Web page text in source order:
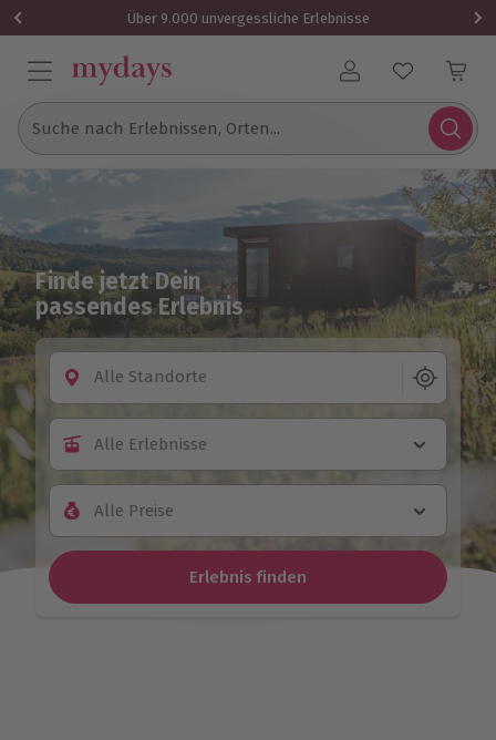
Über 9.000 unvergessliche Erlebnisse
Benutzerkonto
Suche nach Erlebnissen, Orten...
Finde jetzt Dein
passendes Erlebnis
Alle Standorte
Alle Erlebnisse
Alle Preise
Erlebnis finden